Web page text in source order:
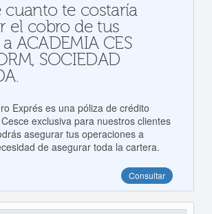
cuanto te costaría
el cobro de tus
ACADEMIA CES
SOCIEDAD
Exprés es una póliza de crédito
exclusiva para nuestros clientes
asegurar tus operaciones a
de asegurar toda la cartera.
Consultar